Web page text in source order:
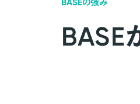
BASEの強み
BASE